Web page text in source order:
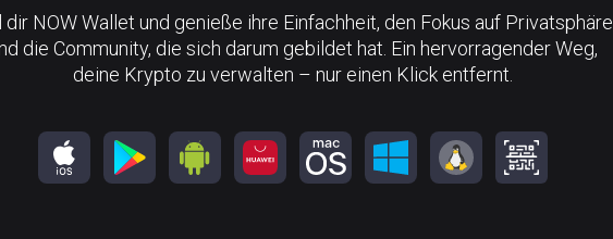
dir NOW Wallet und genieße ihre Einfachheit, den Fokus auf Privatsphäre
die Community, die sich darum gebildet hat. Ein hervorragender Weg,
deine Krypto zu verwalten – nur einen Klick entfernt.